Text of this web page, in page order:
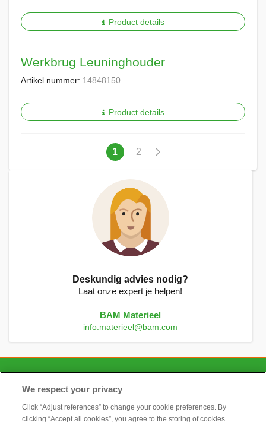
Product details
Werkbrug Leuninghouder
Artikel nummer: 14848150
Product details
Pagina
U
momenteel
pagina
1 Pagina
2
Deskundig advies nodig?
Laat onze expert je helpen!
BAM Materieel
info.materieel@bam.com
CONTACT
We respect your privacy
Click “Adjust references” to change your cookie preferences. By
clicking “Accept all cookies”, you agree to the storing of cookies